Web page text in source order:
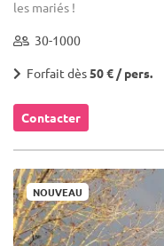
les mariés !
30-1000
Forfait dès50 € / pers.
Contacter
NOUVEAU